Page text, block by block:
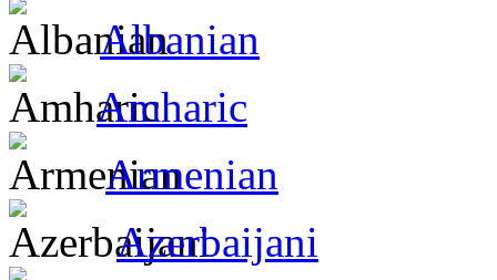
Albanian
Amharic
Armenian
Azerbaijani